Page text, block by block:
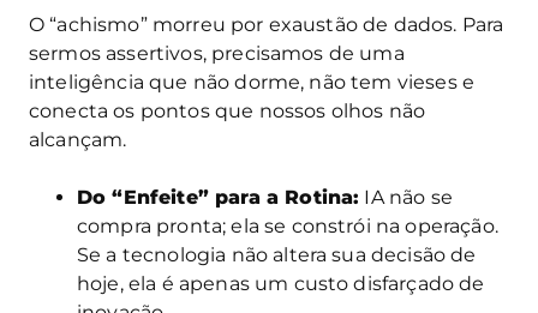
O “achismo” morreu por exaustão de dados. Para
sermos assertivos, precisamos de uma
inteligência que não dorme, não tem vieses e
conecta os pontos que nossos olhos não
alcançam.
Do “Enfeite” para a Rotina: IA não se
compra pronta; ela se constrói na operação.
Se a tecnologia não altera sua decisão de
hoje, ela é apenas um custo disfarçado de